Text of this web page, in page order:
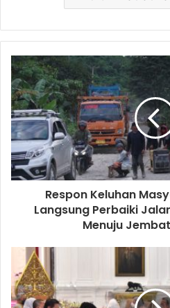
Respon Keluhan
Langsung Perbaiki
Menuju